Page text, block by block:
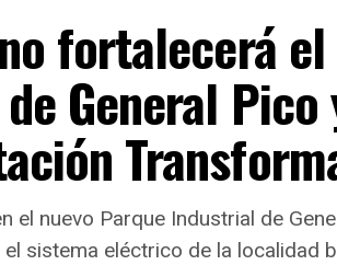
fortalecerá
General
el nuevo Parque Industrial de
sistema eléctrico de la localidad